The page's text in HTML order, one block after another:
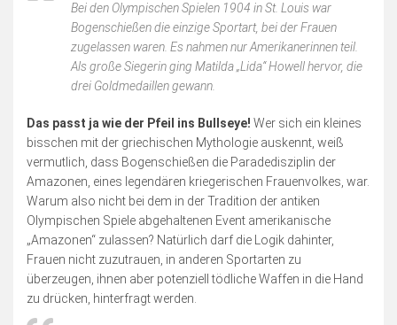
Bei den Olympischen Spielen 1904 in St. Louis war
Bogenschießen die einzige Sportart, bei der Frauen
zugelassen waren. Es nahmen nur Amerikanerinnen teil.
Als große Siegerin ging Matilda „Lida“ Howell hervor, die
drei Goldmedaillen gewann.
Das passt ja wie der Pfeil ins Bullseye! Wer sich ein kleines
bisschen mit der griechischen Mythologie auskennt, weiß
vermutlich, dass Bogenschießen die Paradedisziplin der
Amazonen, eines legendären kriegerischen Frauenvolkes, war.
Warum also nicht bei dem in der Tradition der antiken
Olympischen Spiele abgehaltenen Event amerikanische
„Amazonen“ zulassen? Natürlich darf die Logik dahinter,
Frauen nicht zuzutrauen, in anderen Sportarten zu
überzeugen, ihnen aber potenziell tödliche Waffen in die Hand
zu drücken, hinterfragt werden.